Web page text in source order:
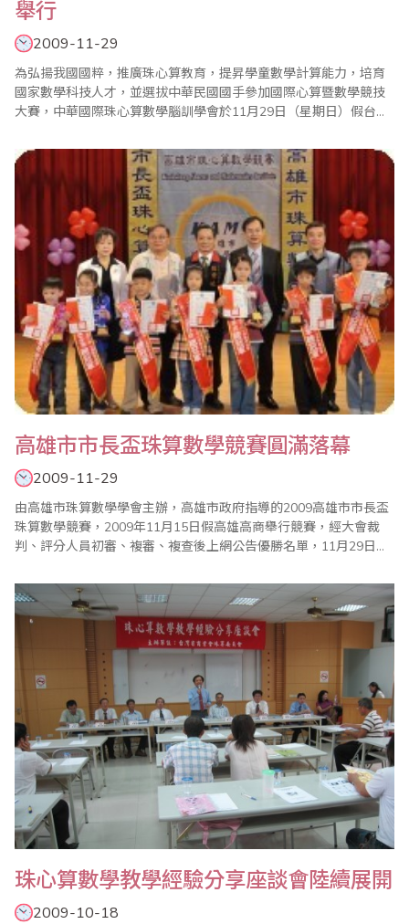
舉行
2009-11-29
為弘揚我國國粹，推廣珠心算教育，提昇學童數學計算能力，培育
國家數學科技人才，並選拔中華民國國手參加國際心算暨數學競技
大賽，中華國際珠心算數學腦訓學會於11月29日（星期日）假台北
算暨數學競賽』。 本屆比賽由於受到新流感的影響，因此參賽選手
的人數僅剩歷屆的3分之1左右，計有來自全國各地之國民中、小學
及幼稚園選手300名參賽，且參賽的選..
高雄市市長盃珠算數學競賽圓滿落幕
2009-11-29
由高雄市珠算數學學會主辦，高雄市政府指導的2009高雄市市長盃
珠算數學競賽，2009年11月15日假高雄高商舉行競賽，經大會裁
判、評分人員初審、複審、複查後上網公告優勝名單，11月29日假
長、教育局高瑞明科長、吳益政、林宛蓉市議員、徐榮延縣議員至
會場嘉獎勉勵，全體工作人員、教練也上台接受表揚，高雄市珠算
數學學會亦也捐贈三萬元給高雄市進修學校..
珠心算數學教學經驗分享座談會陸續展開
2009-10-18